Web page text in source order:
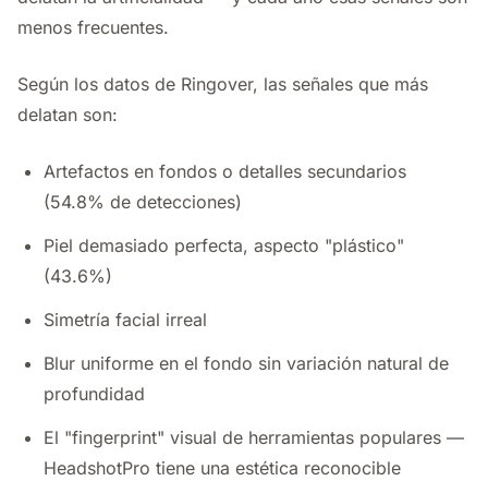
menos frecuentes.
Según los datos de Ringover, las señales que más
delatan son:
Artefactos en fondos o detalles secundarios
(54.8% de detecciones)
Piel demasiado perfecta, aspecto "plástico"
(43.6%)
Simetría facial irreal
Blur uniforme en el fondo sin variación natural de
profundidad
El "fingerprint" visual de herramientas populares —
HeadshotPro tiene una estética reconocible